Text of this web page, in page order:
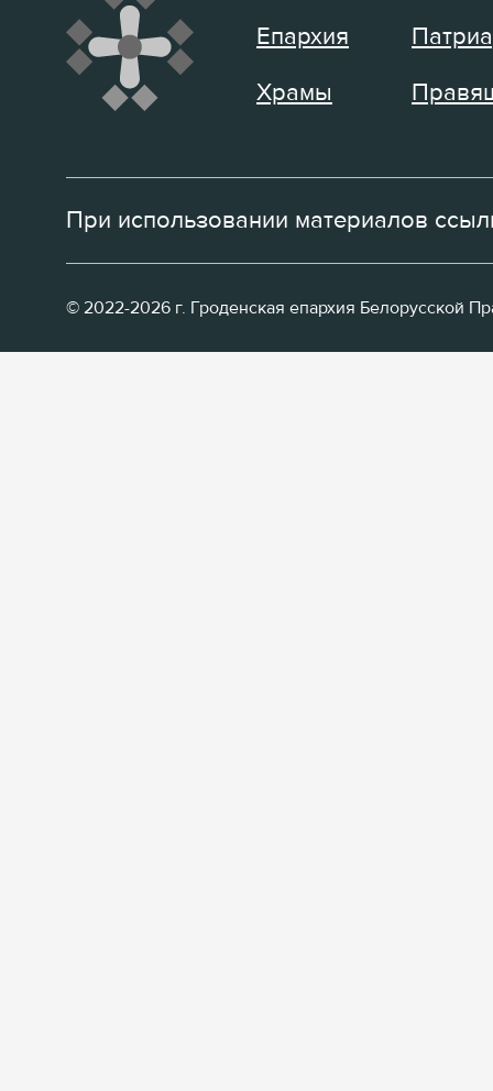
Епархия
Храмы
При использовании материалов
© 2022-2026 г. Гроденская епархия Белорусской